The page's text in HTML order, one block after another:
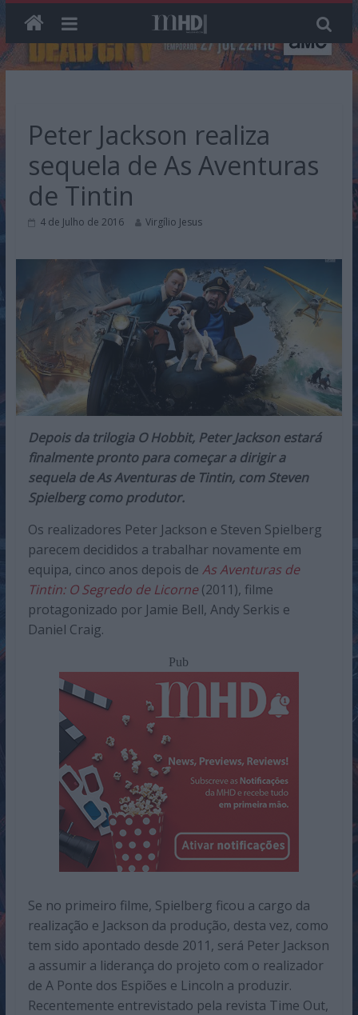
Peter Jackson realiza
sequela de As Aventuras
de Tintin
4 de Julho de 2016 Virgílio Jesus
Depois da trilogia O Hobbit, Peter Jackson estará
finalmente pronto para começar a dirigir a
sequela de As Aventuras de Tintin, com Steven
Spielberg como produtor.
Os realizadores Peter Jackson e Steven Spielberg
parecem decididos a trabalhar novamente em
equipa, cinco anos depois de As Aventuras de
Tintin: O Segredo de Licorne(2011), filme
protagonizado por Jamie Bell, Andy Serkis e
Daniel Craig.
Pub
Se no primeiro filme, Spielberg ficou a cargo da
realização e Jackson da produção, desta vez, como
tem sido apontado desde 2011, será Peter Jackson
a assumir a liderança do projeto com o realizador
de A Ponte dos Espiões e Lincoln a produzir.
Recentemente entrevistado pela revista Time Out,